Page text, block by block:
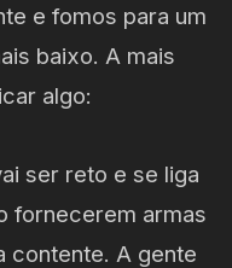
e fomos para um
baixo. A mais
algo:
ser reto e se liga
fornecerem armas
contente. A gente